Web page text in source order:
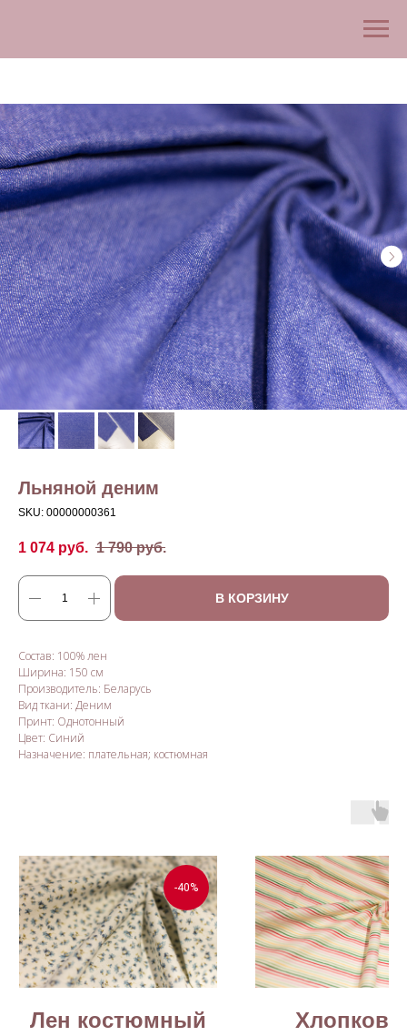
Льняной деним
SKU: 00000000361
1 074 руб. 1 790 руб.
В КОРЗИНУ
Состав: 100% лен
Ширина: 150 см
Производитель: Беларусь
Вид ткани: Деним
Принт: Однотонный
Цвет: Синий
Назначение: плательная; костюмная
-40%
Лен костюмный